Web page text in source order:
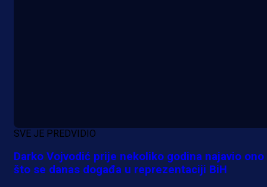
SVE JE PREDVIDIO
Darko Vojvodić prije nekoliko godina najavio ono
što se danas događa u reprezentaciji BiH